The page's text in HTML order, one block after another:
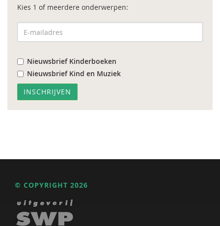
Kies 1 of meerdere onderwerpen:
Nieuwsbrief Kinderboeken
Nieuwsbrief Kind en Muziek
© COPYRIGHT 2026